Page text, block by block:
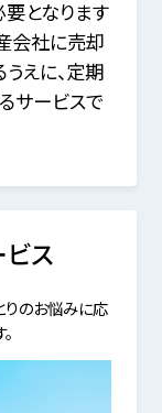
要となります
会社に売却
えに、定期
サービスで
ス
りのお悩みに応